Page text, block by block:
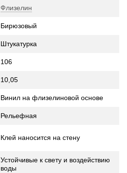
Флизелин
Бирюзовый
Штукатурка
106
10,05
Винил на флизелиновой основе
Рельефная
Клей наносится на стену
Устойчивые к свету и воздействию
воды